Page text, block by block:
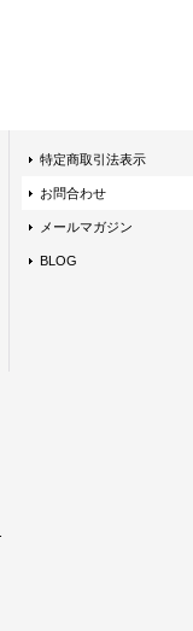
特定商取引法表示
お問合わせ
メールマガジン
BLOG